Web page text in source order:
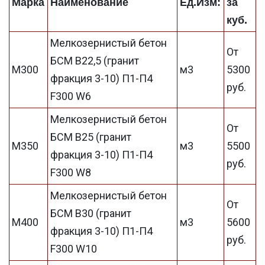
Марка Наименование Ед.Изм: за
куб.
М300
Мелкозернистый бетон
БСМ В22,5 (гранит
фракция 3-10) П1-П4
F300 W6
м3
От
5300
руб.
М350
Мелкозернистый бетон
БСМ В25 (гранит
фракция 3-10) П1-П4
F300 W8
м3
От
5500
руб.
М400
Мелкозернистый бетон
БСМ В30 (гранит
фракция 3-10) П1-П4
F300 W10
м3
От
5600
руб.